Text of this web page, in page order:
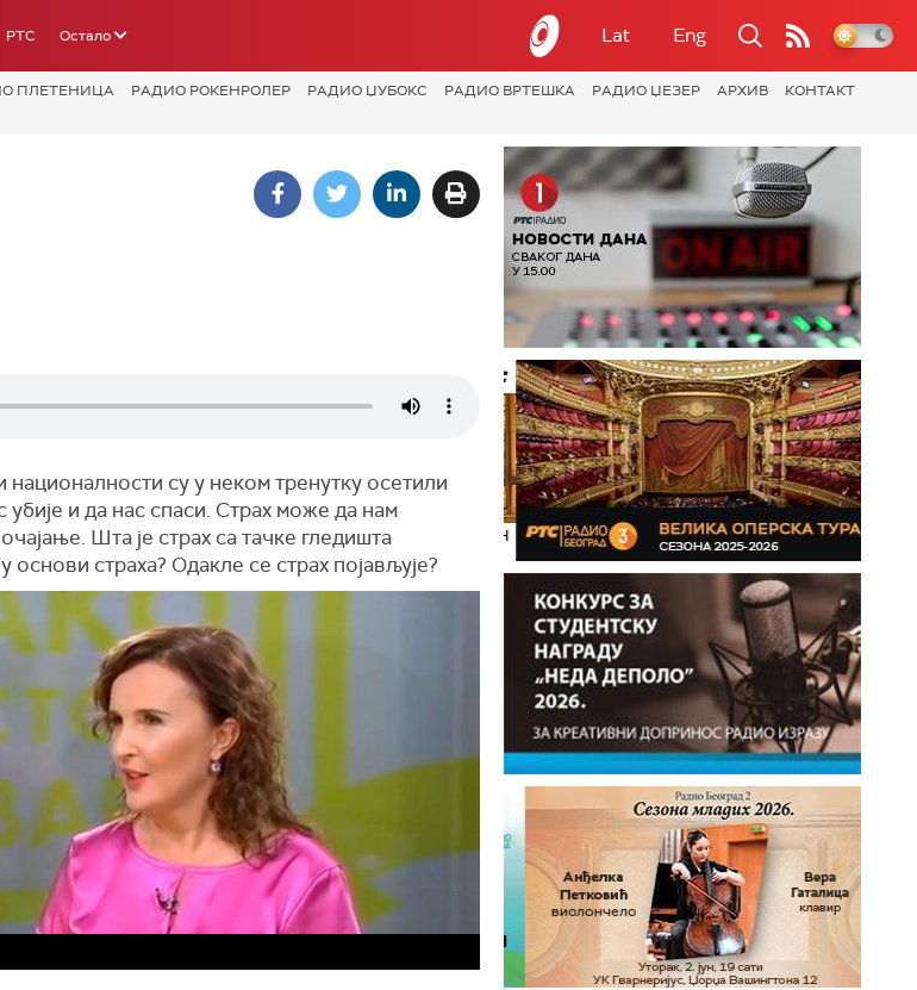
РТС Остало Lat Eng
ПЛЕТЕНИЦА РАДИО РОКЕНРОЛЕР РАДИО ЏУБОКС РАДИО ВРТЕШКА РАДИО ЏЕЗЕР АРХИВ
КОНТАКТ
националности су у неком тренутку осетили
убије и да нас спаси. Страх може да нам
Шта је страх са тачке гледишта
основи страха? Одакле се страх појављује?